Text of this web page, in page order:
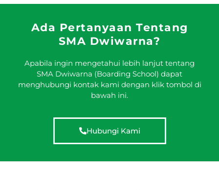
Ada Pertanyaan Tentang
SMA Dwiwarna?
Apabila ingin mengetahui lebih lanjut tentang
SMA Dwiwarna (Boarding School) dapat
menghubungi kontak kami dengan klik tombol di
bawah ini.
Hubungi Kami